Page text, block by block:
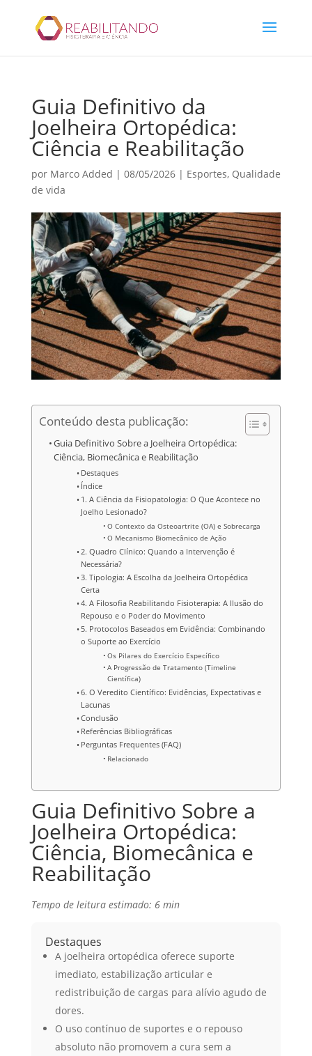
Guia Definitivo da
Joelheira Ortopédica:
Ciência e Reabilitação
por Marco Added | 08/05/2026| Esportes, Qualidade
de vida
Conteúdo desta publicação:
Guia Definitivo Sobre a Joelheira Ortopédica:
Ciência, Biomecânica e Reabilitação
Destaques
Índice
1. A Ciência da Fisiopatologia: O Que Acontece no
Joelho Lesionado?
O Contexto da Osteoartrite (OA) e Sobrecarga
O Mecanismo Biomecânico de Ação
2. Quadro Clínico: Quando a Intervenção é
Necessária?
3. Tipologia: A Escolha da Joelheira Ortopédica
Certa
4. A Filosofia Reabilitando Fisioterapia: A Ilusão do
Repouso e o Poder do Movimento
5. Protocolos Baseados em Evidência: Combinando
o Suporte ao Exercício
Os Pilares do Exercício Específico
A Progressão de Tratamento (Timeline
Científica)
6. O Veredito Científico: Evidências, Expectativas e
Lacunas
Conclusão
Referências Bibliográficas
Perguntas Frequentes (FAQ)
Relacionado
Guia Definitivo Sobre a
Joelheira Ortopédica:
Ciência, Biomecânica e
Reabilitação
Tempo de leitura estimado: 6 min
Destaques
A joelheira ortopédica oferece suporte
imediato, estabilização articular e
redistribuição de cargas para alívio agudo de
dores.
O uso contínuo de suportes e o repouso
absoluto não promovem a cura sem a